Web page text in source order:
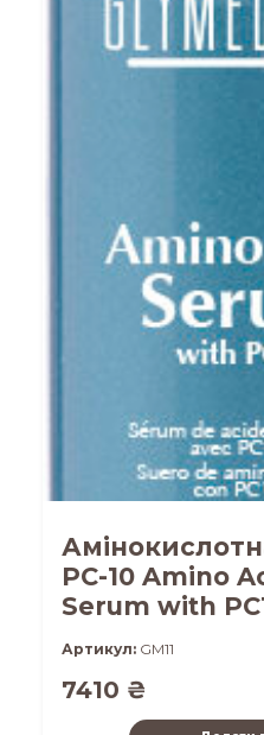
PC-10 Amino
Serum with
Артикул: GM11
7410 ₴